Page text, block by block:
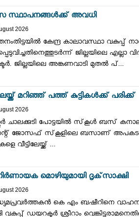
സ്ഥാപനങ്ങള്‍ക്ക് അവധി
2026
കേന്ദ്ര കാലാവസ്ഥാ വകുപ്പ്
ജില്ലയിലെ എല്ലാ
ജില്ലയിലെ അങ്കണവാടി മുതല്‍ പ്...
മറിഞ്ഞ് പത്ത് കുട്ടികള്‍ക്ക് പരിക്ക്
2026
ചാലക്കുടി പോട്ടയില്‍ സ്‌കൂള്‍ ബസ്
ജോസഫ് സ്‌കൂളിലെ ബസാണ്
വീട്ടിലേയ്ക്ക് ...
മൊഴിയുമായി ദൃക്‌സാക്ഷി
2026
കെ എം ബഷീറിനെ
വകുപ്പ് ഡയറക്ടര്‍ ശ്രീറാം